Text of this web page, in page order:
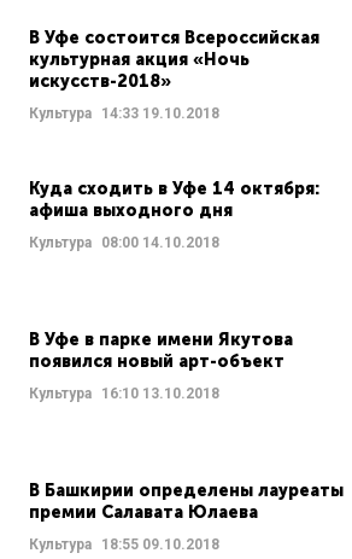
В Уфе состоится Всероссийская
культурная акция «Ночь
искусств-2018»
Культура 14:33 19.10.2018
Куда сходить в Уфе 14 октября:
афиша выходного дня
Культура 08:00 14.10.2018
В Уфе в парке имени Якутова
появился новый арт-объект
Культура 16:10 13.10.2018
В Башкирии определены лауреаты
премии Салавата Юлаева
Культура 18:55 09.10.2018